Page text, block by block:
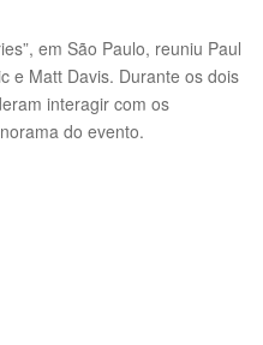
em São Paulo, reuniu Paul
e Matt Davis. Durante os dois
interagir com os
do evento.